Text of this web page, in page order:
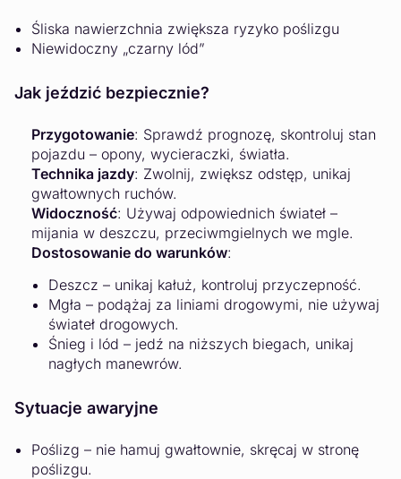
Śliska nawierzchnia zwiększa ryzyko poślizgu
Niewidoczny „czarny lód”
Jak jeździć bezpiecznie?
Przygotowanie: Sprawdź prognozę, skontroluj stan
pojazdu – opony, wycieraczki, światła.
Technika jazdy: Zwolnij, zwiększ odstęp, unikaj
gwałtownych ruchów.
Widoczność: Używaj odpowiednich świateł –
mijania w deszczu, przeciwmgielnych we mgle.
Dostosowanie do warunków:
Deszcz – unikaj kałuż, kontroluj przyczepność.
Mgła – podążaj za liniami drogowymi, nie używaj
świateł drogowych.
Śnieg i lód – jedź na niższych biegach, unikaj
nagłych manewrów.
Sytuacje awaryjne
Poślizg – nie hamuj gwałtownie, skręcaj w stronę
poślizgu.